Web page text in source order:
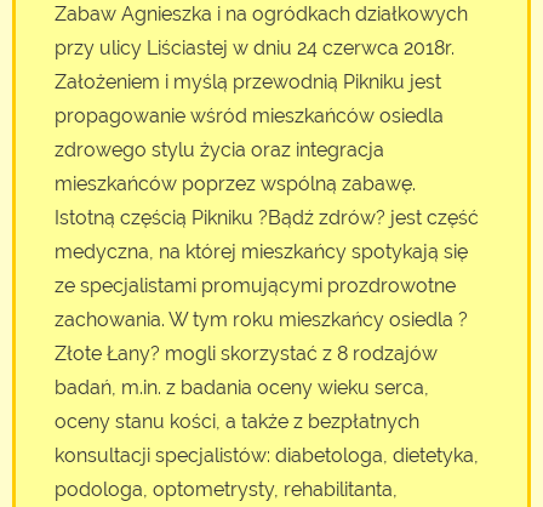
Zabaw Agnieszka i na ogródkach działkowych
przy ulicy Liściastej w dniu 24 czerwca 2018r.
Założeniem i myślą przewodnią Pikniku jest
propagowanie wśród mieszkańców osiedla
zdrowego stylu życia oraz integracja
mieszkańców poprzez wspólną zabawę.
Istotną częścią Pikniku ?Bądź zdrów? jest część
medyczna, na której mieszkańcy spotykają się
ze specjalistami promującymi prozdrowotne
zachowania. W tym roku mieszkańcy osiedla ?
Złote Łany? mogli skorzystać z 8 rodzajów
badań, m.in. z badania oceny wieku serca,
oceny stanu kości, a także z bezpłatnych
konsultacji specjalistów: diabetologa, dietetyka,
podologa, optometrysty, rehabilitanta,